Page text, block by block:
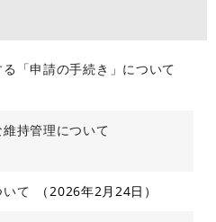
「申請の手続き」について
持管理について
て 2026年2月24日